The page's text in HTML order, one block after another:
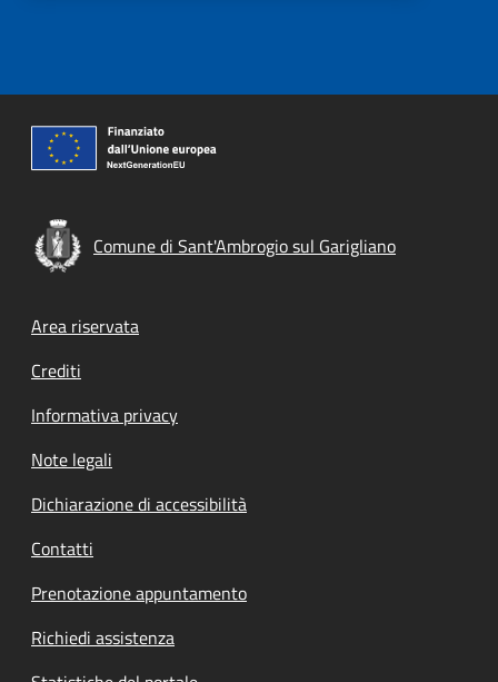
Comune di Sant'Ambrogio sul Garigliano
Footer menu
Area riservata
Crediti
Informativa privacy
Note legali
Dichiarazione di accessibilità
Contatti
Prenotazione appuntamento
Richiedi assistenza